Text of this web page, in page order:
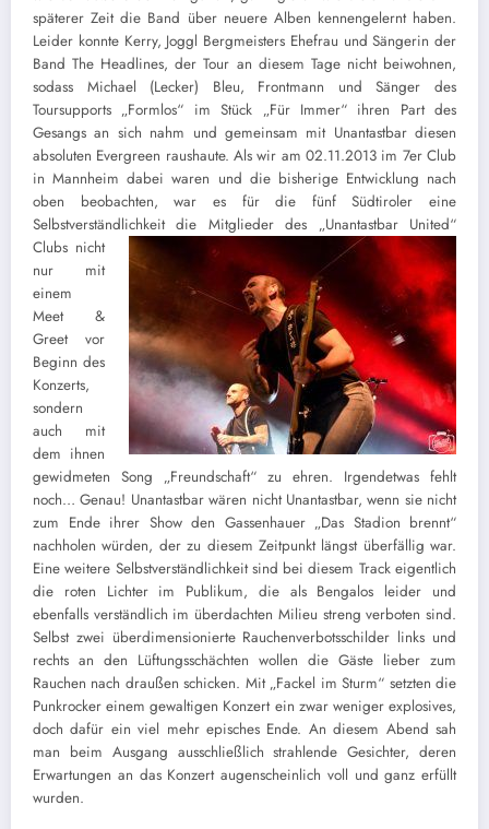
späterer Zeit die Band über neuere Alben kennengelernt haben.
Leider konnte Kerry, Joggl Bergmeisters Ehefrau und Sängerin der
Band The Headlines, der Tour an diesem Tage nicht beiwohnen,
sodass Michael (Lecker) Bleu, Frontmann und Sänger des
Toursupports „Formlos“ im Stück „Für Immer“ ihren Part des
Gesangs an sich nahm und gemeinsam mit Unantastbar diesen
absoluten Evergreen raushaute. Als wir am 02.11.2013 im 7er Club
in Mannheim dabei waren und die bisherige Entwicklung nach
oben beobachten, war es für die fünf Südtiroler eine
Selbstverständlichkeit die Mitglieder des „Unantastbar United“
Clubs nicht
nur mit
einem
Meet &
Greet vor
Beginn des
Konzerts,
sondern
auch mit
dem ihnen
gewidmeten Song „Freundschaft“ zu ehren. Irgendetwas fehlt
noch… Genau! Unantastbar wären nicht Unantastbar, wenn sie nicht
zum Ende ihrer Show den Gassenhauer „Das Stadion brennt“
nachholen würden, der zu diesem Zeitpunkt längst überfällig war.
Eine weitere Selbstverständlichkeit sind bei diesem Track eigentlich
die roten Lichter im Publikum, die als Bengalos leider und
ebenfalls verständlich im überdachten Milieu streng verboten sind.
Selbst zwei überdimensionierte Rauchenverbotsschilder links und
rechts an den Lüftungsschächten wollen die Gäste lieber zum
Rauchen nach draußen schicken. Mit „Fackel im Sturm“ setzten die
Punkrocker einem gewaltigen Konzert ein zwar weniger explosives,
doch dafür ein viel mehr episches Ende. An diesem Abend sah
man beim Ausgang ausschließlich strahlende Gesichter, deren
Erwartungen an das Konzert augenscheinlich voll und ganz erfüllt
wurden.